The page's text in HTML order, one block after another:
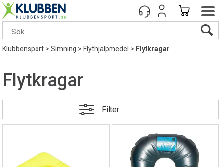
Klubbensport>Simning>Flythjälpmedel > Flytkragar
Flytkragar
Filter